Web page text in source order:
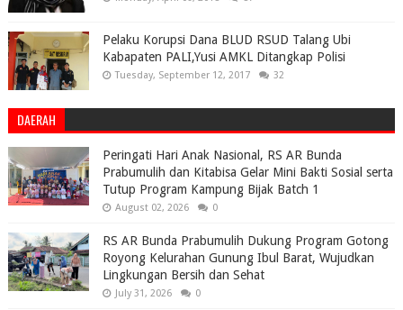
Pelaku Korupsi Dana BLUD RSUD Talang Ubi
Kabapaten PALI,Yusi AMKL Ditangkap Polisi
Tuesday, September 12, 2017 32
DAERAH
Peringati Hari Anak Nasional, RS AR Bunda
Prabumulih dan Kitabisa Gelar Mini Bakti Sosial serta
Tutup Program Kampung Bijak Batch 1
August 02, 2026 0
RS AR Bunda Prabumulih Dukung Program Gotong
Royong Kelurahan Gunung Ibul Barat, Wujudkan
Lingkungan Bersih dan Sehat
July 31, 2026 0